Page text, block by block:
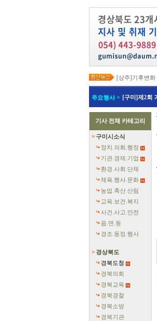
[상주]기후변
[봉화]‘K-베트
[김천]지방세입
[고령]가뭄 장
[경주]경주역
[경북교육청]‘
[경북도청]‘말
[구미]예능 타
[경북교육청]일
주요행사 > [구미]제2회
기사 전체 카테고리
구미시소식
정치.의회.행정
기관.경제.기업
환경.사회.단체
체육.행사.문화
농업.축산.산림
교육.보건.복지
사건.사고.안전
읍.면.동
경조.동정.행사
경상북도
경북도청
경북의회
경북교육
경북경찰
경북소방
경북기관